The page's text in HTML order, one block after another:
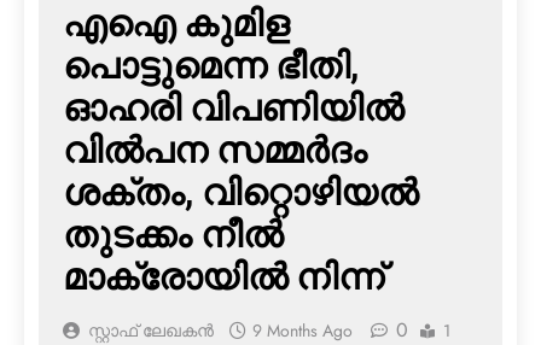
എഐ കുമിള
പൊട്ടുമെന്ന ഭീതി,
ഓഹരി വിപണിയില്‍
വില്‍പന സമ്മര്‍ദം
ശക്തം, വിറ്റൊഴിയല്‍
തുടക്കം നീല്‍
മാക്രോയില്‍ നിന്ന്
സ്റ്റാഫ് ലേഖകൻ 9 Months Ago 0
1